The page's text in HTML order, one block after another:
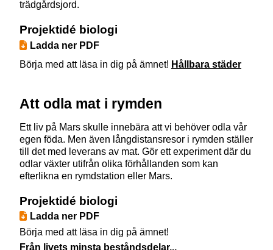
trädgårdsjord.
Projektidé biologi
Ladda ner PDF
Börja med att läsa in dig på ämnet! Hållbara städer
Att odla mat i rymden
Ett liv på Mars skulle innebära att vi behöver odla vår
egen föda. Men även långdistansresor i rymden ställer
till det med leverans av mat. Gör ett experiment där du
odlar växter utifrån olika förhållanden som kan
efterlikna en rymdstation eller Mars.
Projektidé biologi
Ladda ner PDF
Börja med att läsa in dig på ämnet!
Från livets minsta beståndsdelar...